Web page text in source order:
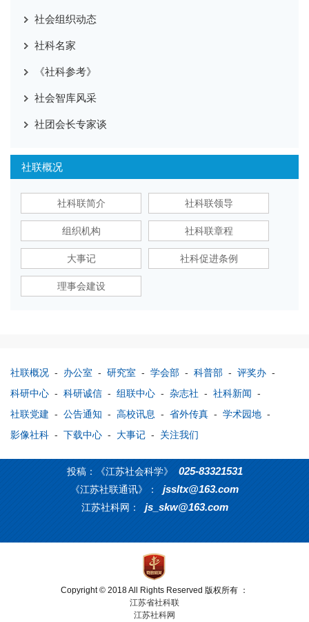
社会组织动态
社科名家
《社科参考》
社会智库风采
社团会长专家谈
社联概况
社科联简介 社科联领导
组织机构 社科联章程
大事记 社科促进条例
理事会建设
社联概况 - 办公室 - 研究室 - 学会部 - 科普部 - 评奖办 -
科研中心 - 科研诚信 - 组联中心 - 杂志社 - 社科新闻 -
社联党建 - 公告通知 - 高校讯息 - 省外传真 - 学术园地 -
影像社科 - 下载中心 - 大事记 - 关注我们
投稿：《江苏社会科学》 025-83321531
《江苏社联通讯》： jssltx@163.com
江苏社科网： js_skw@163.com
Copyright © 2018 All Rights Reserved 版权所有 ：
江苏省社科联
江苏社科网